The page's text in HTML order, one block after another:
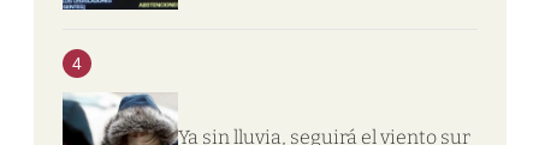
4
Ya sin lluvia, seguirá el viento sur